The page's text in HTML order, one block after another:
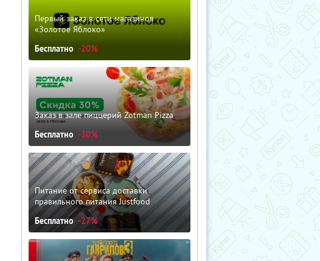
Первый заказ в сети магазинов
«Золотое Яблоко»
Бесплатно -20%
Заказ в зале пиццерий Zotman Pizza
Бесплатно -30%
Питание от сервиса доставки
правильного питания Justfood
Бесплатно -27%